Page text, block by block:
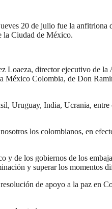
20 de julio fue la
la Ciudad de México.
Loaeza, director ejecutivo
México Colombia, de Don
Uruguay, India, Ucrania,
los colombianos, en
de los gobiernos de los
y superar los momentos
de apoyo a la paz